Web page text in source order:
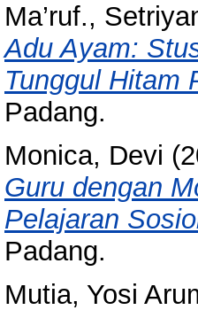
Ma’ruf.,
Adu Ayam:
Tunggul Hitam
Padang.
Monica, Devi
Guru dengan
Pelajaran
Padang.
Mutia, Yosi